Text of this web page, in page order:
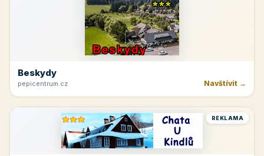
Beskydy
pepicentrum.cz Navštívit →
REKLAMA